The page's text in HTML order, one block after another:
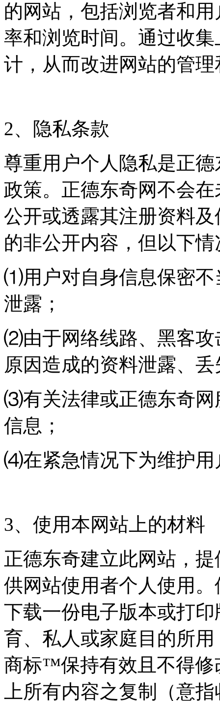
的网站，包括浏览者和
率和浏览时间。通过收
计，从而改进网站的管
2、隐私条款
尊重用户个人隐私是正
政策。正德东奇网不会
公开或透露其注册资料
的非公开内容，但以下
⑴用户对自身信息保密不
泄露；
⑵由于网络线路、黑客攻
原因造成的资料泄露、
⑶有关法律或正德东奇网
信息；
⑷在紧急情况下为维护用
3、使用本网站上的材料
正德东奇建立此网站，
供网站使用者个人使用
下载一份电子版本或打
育、私人或家庭目的所
商标™保持有效且不得修
上所有内容之复制（意